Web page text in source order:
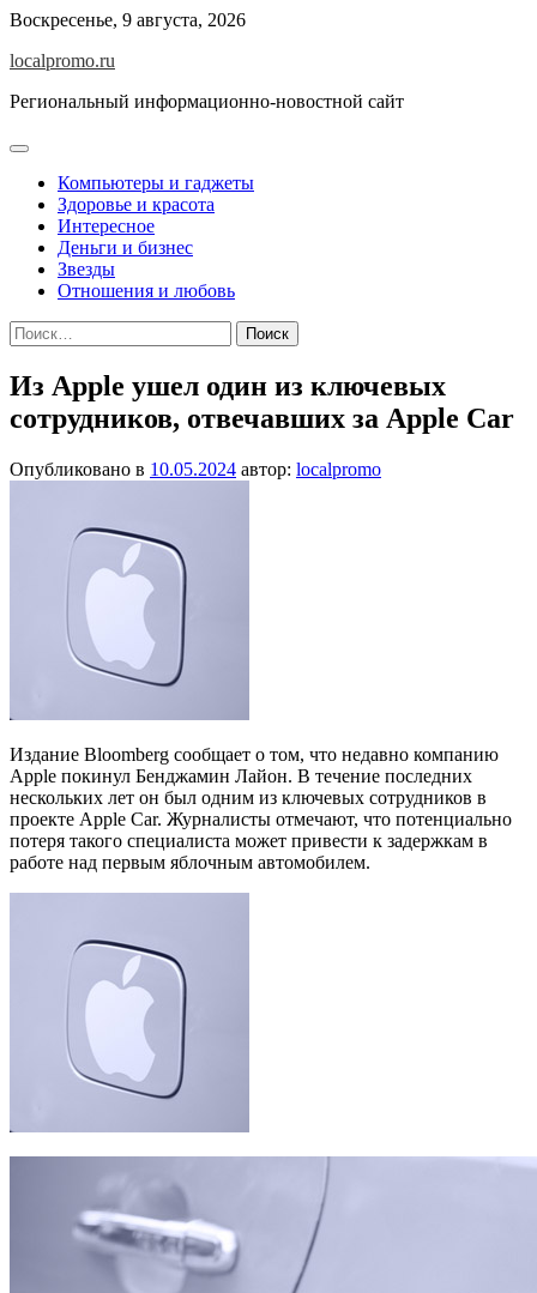
Перейти
содержимому
Воскресенье, 9 августа, 2026
localpromo.ru
Региональный информационно-новостной сайт
Компьютеры и гаджеты
Здоровье и красота
Интересное
Деньги и бизнес
Звезды
Отношения и любовь
Найти:
Из Apple ушел один из ключевых
сотрудников, отвечавших за Apple Car
Опубликовано в 10.05.2024 автор: localpromo
Издание Bloomberg сообщает о том, что недавно компанию
Apple покинул Бенджамин Лайон. В течение последних
нескольких лет он был одним из ключевых сотрудников в
проекте Apple Car. Журналисты отмечают, что потенциально
потеря такого специалиста может привести к задержкам в
работе над первым яблочным автомобилем.